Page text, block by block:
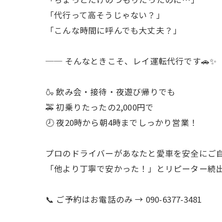
「代行って高そうじゃない？」
「こんな時間に呼んでも大丈夫？」
── そんなときこそ、レイ運転代行です🚗✨
🍶 飲み会・接待・夜遊び帰りでも
🚕 初乗りたったの2,000円で
🕗 夜20時から朝4時までしっかり営業！
プロのドライバーがあなたと愛車を安全にご
「他より丁寧で安かった！」とリピーター続
📞 ご予約はお電話のみ → 090-6377-3481